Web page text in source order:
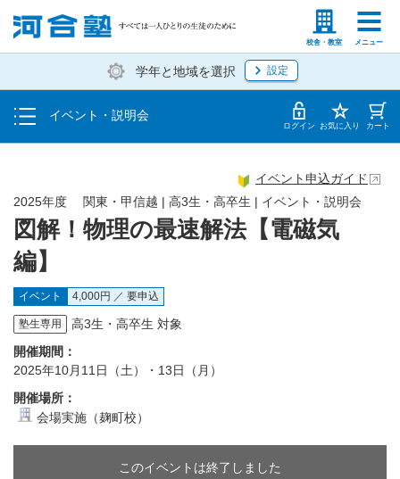
校舎・教室 メニュー
塾生の方 高等学校の先生
学年と地域を選択 設定
イベント・説明会
入塾説明会
体験授業 ログイン お気に入り カート
図解！物理の最速解法【電磁気
編】
2025年度 関東・甲信越 | 高3生・高卒生 | イベント・説明会
イベント申込ガイド
イベント 4,000円 ／ 要申込
塾生専用
高3生・高卒生 対象
開催期間：
2025年10月11日（土）・13日（月）
開催場所：
会場実施（麹町校）
このイベントは終了しました